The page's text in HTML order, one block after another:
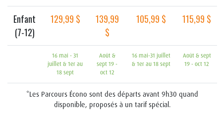
Enfant
(7-12)
129,99 $
139,99
$
105,99 $ 115,99 $
16 mai - 31
juillet & 1er au
18 sept
Août &
sept 19 -
oct 12
16 mai-31 juillet
& 1er au 18 sept
Août & sept
19 - oct 12
*Les Parcours Écono sont des départs avant 9h30 quand
disponible, proposés à un tarif spécial.